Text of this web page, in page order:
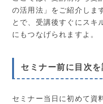
の活用法」をご紹介しま
とで、受講後すぐにスキ
にもつなげられますよ。
セミナー前に目次を
セミナー当日に初めて資